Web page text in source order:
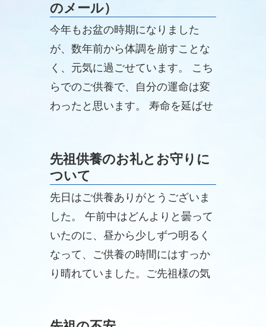
のメール）
今年もお盆の時期になりました
が、数年前から体調を崩すことな
く、元気に過ごせています。 こち
らでのご供養で、自分の運命は変
わったと思います。 寿命を延ばせ
先祖供養のお礼とお守りに
ついて
先日はご供養ありがとうございま
した。 午前中はどんよりと曇って
いたのに、昼から少しずつ明るく
なって、ご供養の時間にはすっか
り晴れていました。ご先祖様の気